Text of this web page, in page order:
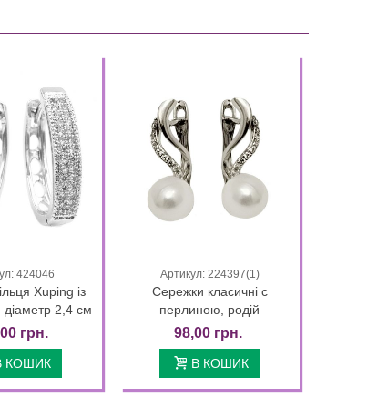
16 Days 00 : 58 : 13
view
424046
Xuping із
2,4 см
грн.
КОШИК
Quick view
Артикул: 224397(1)
Сережки класичні с
перлиною, родій
98,00 грн.
В КОШИК